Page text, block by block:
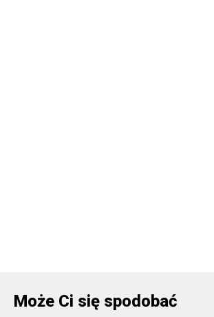
Może Ci się spodobać